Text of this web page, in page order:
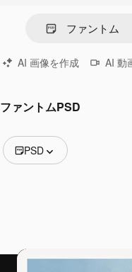
AI 画像を作成 AI 動
ファントムPSD
PSD
動画